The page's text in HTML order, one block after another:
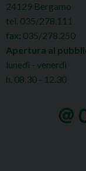
24129 Bergamo
tel. 035/278.111
fax: 035/278.250
Apertura al
lunedì - venerdì
h. 08.30 - 12.30